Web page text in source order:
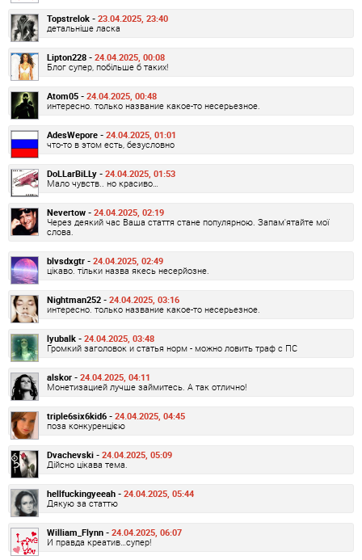
Topstrelok - 23.04.2025, 23:40
детальніше ласка
Lipton228 - 24.04.2025, 00:08
Блог супер, побільше б таких!
Atom05 - 24.04.2025, 00:48
интересно. только название какое-то несерьезное.
AdesWepore - 24.04.2025, 01:01
что-то в этом есть, безусловно
DoLLarBiLLy - 24.04.2025, 01:53
Мало чувств.. но красиво…
Nevertow - 24.04.2025, 02:19
Через деякий час Ваша стаття стане популярною. Запам'ятайте мої
слова.
blvsdxgtr - 24.04.2025, 02:49
цікаво. тільки назва якесь несерйозне.
Nightman252 - 24.04.2025, 03:16
интересно. только название какое-то несерьезное.
lyubalk - 24.04.2025, 03:48
Громкий заголовок и статья норм - можно ловить траф с ПС
alskor - 24.04.2025, 04:11
Монетизацией лучше займитесь. А так отлично!
triple6six6kid6 - 24.04.2025, 04:45
поза конкуренцією
Dvachevski - 24.04.2025, 05:09
Дійсно цікава тема.
hellfuckingyeeah - 24.04.2025, 05:44
Дякую за статтю
William_Flynn - 24.04.2025, 06:07
И правда креатив…супер!